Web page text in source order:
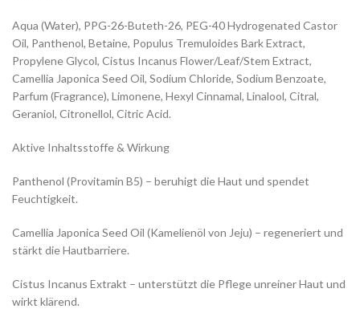
Aqua (Water), PPG-26-Buteth-26, PEG-40 Hydrogenated Castor
Oil, Panthenol, Betaine, Populus Tremuloides Bark Extract,
Propylene Glycol, Cistus Incanus Flower/Leaf/Stem Extract,
Camellia Japonica Seed Oil, Sodium Chloride, Sodium Benzoate,
Parfum (Fragrance), Limonene, Hexyl Cinnamal, Linalool, Citral,
Geraniol, Citronellol, Citric Acid.
Aktive Inhaltsstoffe & Wirkung
Panthenol (Provitamin B5) – beruhigt die Haut und spendet
Feuchtigkeit.
Camellia Japonica Seed Oil (Kamelienöl von Jeju) – regeneriert und
stärkt die Hautbarriere.
Cistus Incanus Extrakt – unterstützt die Pflege unreiner Haut und
wirkt klärend.